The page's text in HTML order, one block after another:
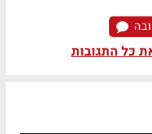
כל התגובות